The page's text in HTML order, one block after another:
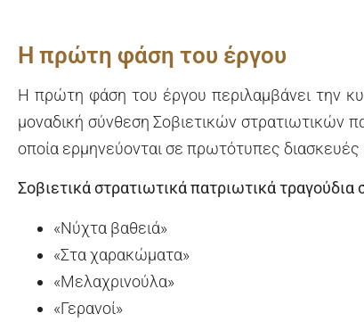
Η πρώτη φάση του έργου
Η πρώτη φάση του έργου περιλαμβάνει την
μοναδική σύνθεση Σοβιετικών στρατιωτικών
οποία ερμηνεύονται σε πρωτότυπες
Σοβιετικά στρατιωτικά πατριωτικά τραγούδια
«Νύχτα βαθειά»
«Στα χαρακώματα»
«Μελαχρινούλα»
«Γερανοί»